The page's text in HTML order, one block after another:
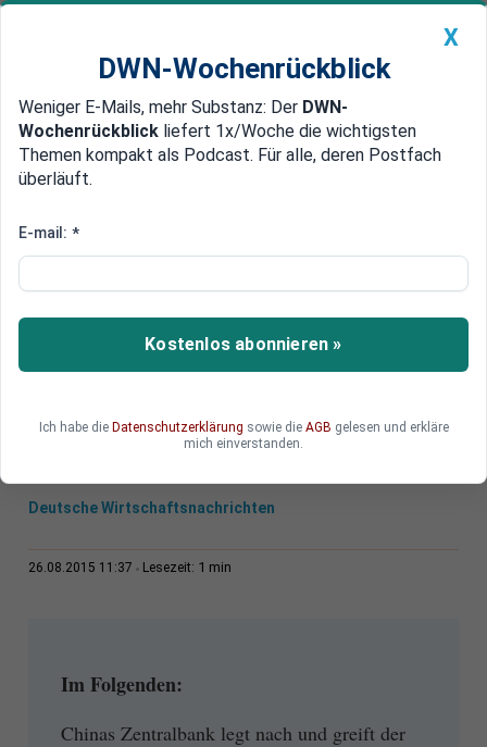
Newsticker MEIN DWN: Geldanlage Premium
Edelmetalle DWN-Magazin China
Kurzfristige Kredite
Finanz-Crash: China muss erneut
intervenieren
Die chinesische Notenbank pumpt Milliarden in
Deutsche Wirtschaftsnachrichten
26.08.2015 11:37 Lesezeit: 1 min
Im Folgenden:
Chinas Zentralbank legt nach und greift der
X
DWN-Wochenrückblick
Weniger E-Mails, mehr Substanz: Der DWN-
Wochenrückblick liefert 1x/Woche die wichtigsten
Themen kompakt als Podcast. Für alle, deren Postfach
überläuft.
E-mail: *
Kostenlos abonnieren »
Ich habe die Datenschutzerklärung sowie die AGB gelesen und erkläre
mich einverstanden.